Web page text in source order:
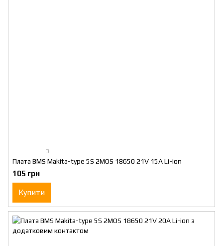
3
Плата BMS Makita-type 5S 2MOS 18650 21V 15A Li-ion
105 грн
Купити